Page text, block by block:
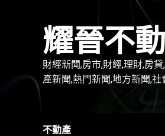
耀晉不
財經新聞,房市,財經,理財,房
產新聞,熱門新聞,地方新聞,社
不動產